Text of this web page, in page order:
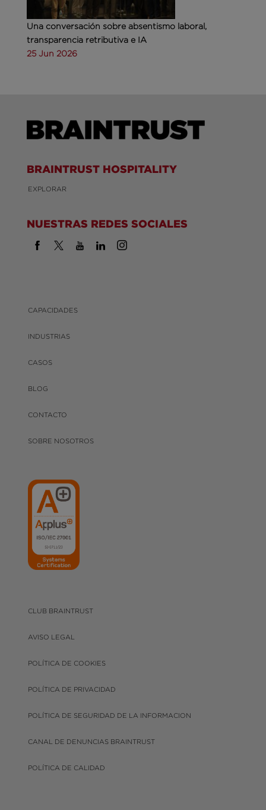
Una conversación sobre absentismo laboral,
transparencia retributiva e IA
25 Jun 2026
BRAINTRUST HOSPITALITY
EXPLORAR
NUESTRAS REDES SOCIALES
CAPACIDADES
INDUSTRIAS
CASOS
BLOG
CONTACTO
SOBRE NOSOTROS
CLUB BRAINTRUST
AVISO LEGAL
POLÍTICA DE COOKIES
POLÍTICA DE PRIVACIDAD
POLÍTICA DE SEGURIDAD DE LA INFORMACION
CANAL DE DENUNCIAS BRAINTRUST
POLÍTICA DE CALIDAD